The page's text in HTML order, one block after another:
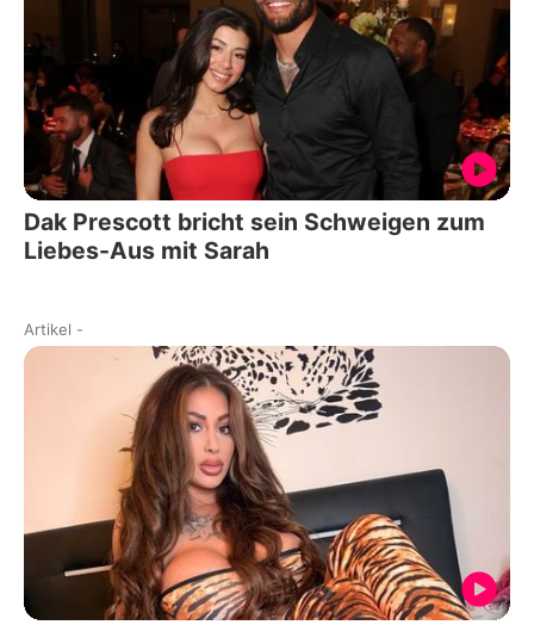
Dak Prescott bricht sein Schweigen zum
Liebes-Aus mit Sarah
Artikel -